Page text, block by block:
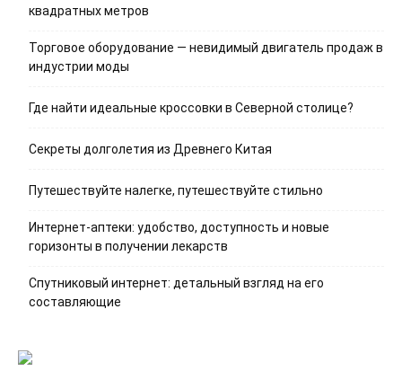
квадратных метров
Торговое оборудование — невидимый двигатель продаж в
индустрии моды
Где найти идеальные кроссовки в Северной столице?
Секреты долголетия из Древнего Китая
Путешествуйте налегке, путешествуйте стильно
Интернет-аптеки: удобство, доступность и новые
горизонты в получении лекарств
Спутниковый интернет: детальный взгляд на его
составляющие